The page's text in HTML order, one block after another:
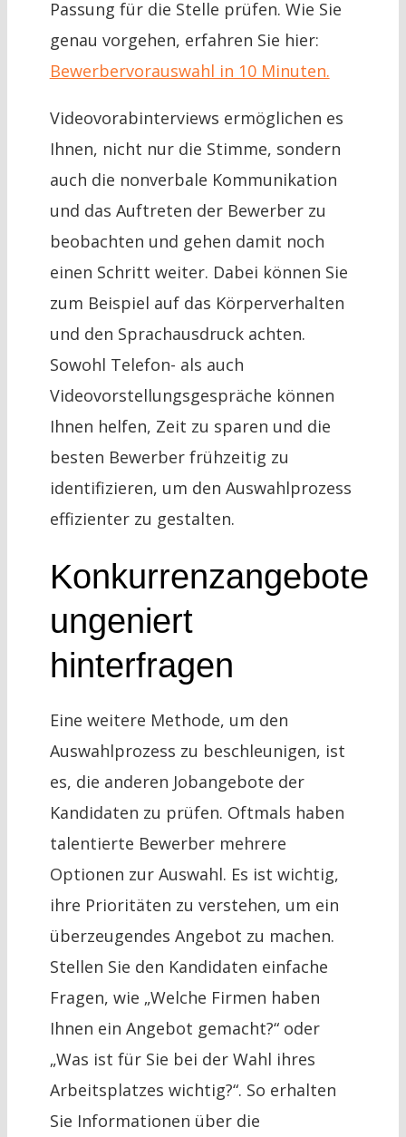
Passung für die Stelle prüfen. Wie Sie
genau vorgehen, erfahren Sie hier:
Bewerbervorauswahl in 10 Minuten.
Videovorabinterviews ermöglichen es
Ihnen, nicht nur die Stimme, sondern
auch die nonverbale Kommunikation
und das Auftreten der Bewerber zu
beobachten und gehen damit noch
einen Schritt weiter. Dabei können Sie
zum Beispiel auf das Körperverhalten
und den Sprachausdruck achten.
Sowohl Telefon- als auch
Videovorstellungsgespräche können
Ihnen helfen, Zeit zu sparen und die
besten Bewerber frühzeitig zu
identifizieren, um den Auswahlprozess
effizienter zu gestalten.
Konkurrenzangebote
ungeniert
hinterfragen
Eine weitere Methode, um den
Auswahlprozess zu beschleunigen, ist
es, die anderen Jobangebote der
Kandidaten zu prüfen. Oftmals haben
talentierte Bewerber mehrere
Optionen zur Auswahl. Es ist wichtig,
ihre Prioritäten zu verstehen, um ein
überzeugendes Angebot zu machen.
Stellen Sie den Kandidaten einfache
Fragen, wie „Welche Firmen haben
Ihnen ein Angebot gemacht?“ oder
„Was ist für Sie bei der Wahl ihres
Arbeitsplatzes wichtig?“. So erhalten
Sie Informationen über die